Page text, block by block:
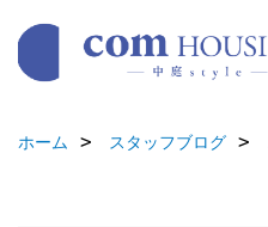
ホーム スタッフブログ